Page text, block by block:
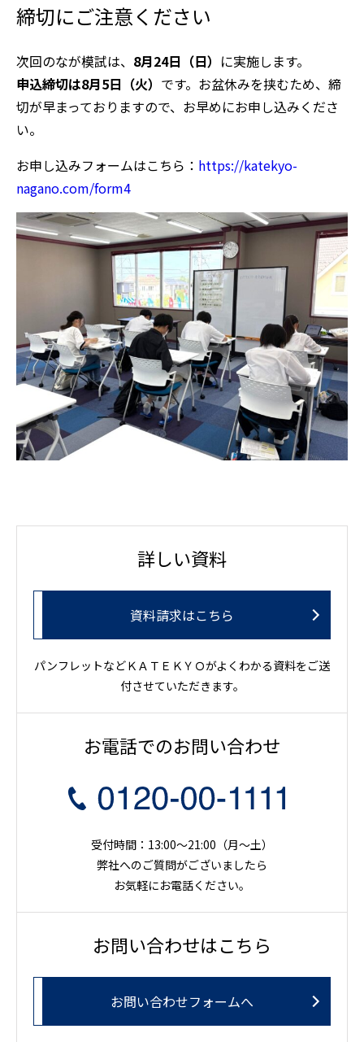
締切にご注意ください
次回のなが模試は、 8月24日（日） に実施します。
申込締切は8月5日（火） です。お盆休みを挟むため、締
切が早まっておりますので、お早めにお申し込みくださ
い。
お申し込みフォームはこちら： https://katekyo-
nagano.com/form4
詳しい資料
資料請求はこちら
パンフレットなどＫＡＴＥＫＹＯがよくわかる資料をご送
付させていただきます。
お電話でのお問い合わせ
受付時間：13:00～21:00（月〜土）
弊社へのご質問がございましたら
お気軽にお電話ください。
お問い合わせはこちら
お問い合わせフォームへ